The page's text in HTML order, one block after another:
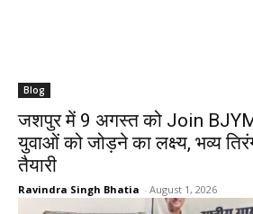
Blog
जशपुर में 9 अगस्त को Join
युवाओं को जोड़ने का लक्ष्य, भव्य
तैयारी
Ravindra Singh Bhatia - August 1, 2026